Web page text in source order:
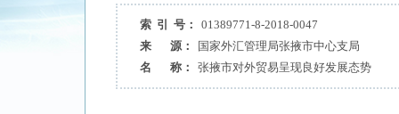
索 引 号：
01389771-8-2018-0047
来 源：
国家外汇管理局张掖市中心支局
名 称：
张掖市对外贸易呈现良好发展态势